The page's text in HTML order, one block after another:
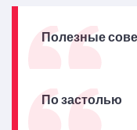
Полезные
По застолью